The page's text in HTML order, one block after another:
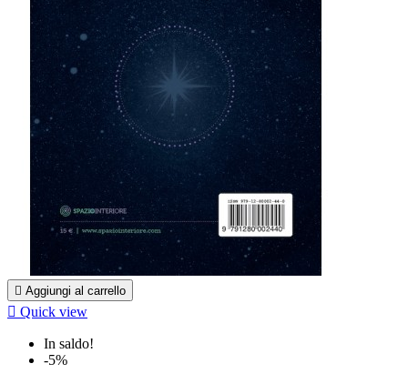
 Aggiungi al carrello
 Quick view
In saldo!
-5%